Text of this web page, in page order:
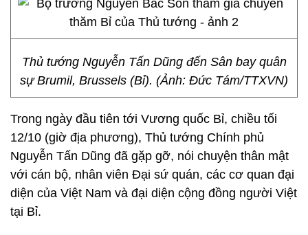
Thủ tướng Nguyễn Tấn Dũng đến Sân bay quân
sự Brumil, Brussels (Bỉ). (Ảnh: Đức Tám/TTXVN)
Trong ngày đầu tiên tới Vương quốc Bỉ, chiều tối
12/10 (giờ địa phương), Thủ tướng Chính phủ
Nguyễn Tấn Dũng đã gặp gỡ, nói chuyện thân mật
với cán bộ, nhân viên Đại sứ quán, các cơ quan đại
diện của Việt Nam và đại diện cộng đồng người Việt
tại Bỉ.